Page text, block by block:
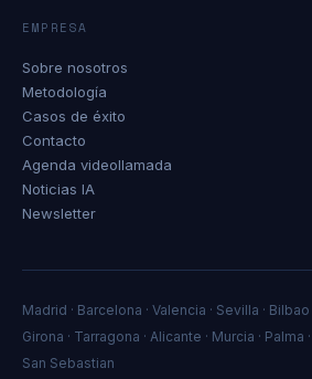
EMPRESA
Sobre nosotros
Metodología
Casos de éxito
Contacto
Agenda videollamada
Noticias IA
Newsletter
Madrid · Barcelona · Valencia · Sevilla · Bilbao
Girona · Tarragona · Alicante · Murcia · Palma ·
San Sebastian